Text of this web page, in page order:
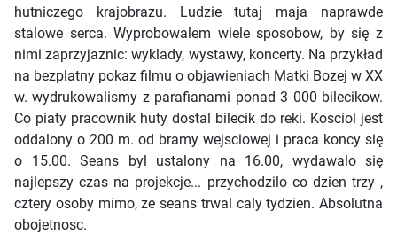
hutniczego krajobrazu. Ludzie tutaj maja naprawde
stalowe serca. Wyprobowalem wiele sposobow, by się z
nimi zaprzyjaznic: wyklady, wystawy, koncerty. Na przykład
na bezplatny pokaz filmu o objawieniach Matki Bozej w XX
w. wydrukowalismy z parafianami ponad 3 000 bilecikow.
Co piaty pracownik huty dostal bilecik do reki. Kosciol jest
oddalony o 200 m. od bramy wejsciowej i praca koncy się
o 15.00. Seans byl ustalony na 16.00, wydawalo się
najlepszy czas na projekcje... przychodzilo co dzien trzy ,
cztery osoby mimo, ze seans trwal caly tydzien. Absolutna
obojetnosc.